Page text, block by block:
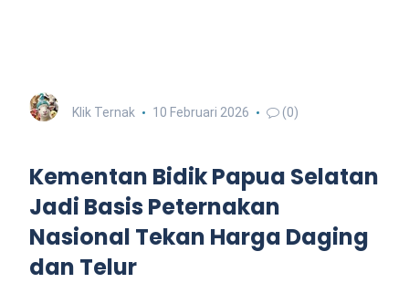
Klik Ternak 10 Februari 2026 (0)
Kementan Bidik Papua Selatan
Jadi Basis Peternakan
Nasional Tekan Harga Daging
dan Telur